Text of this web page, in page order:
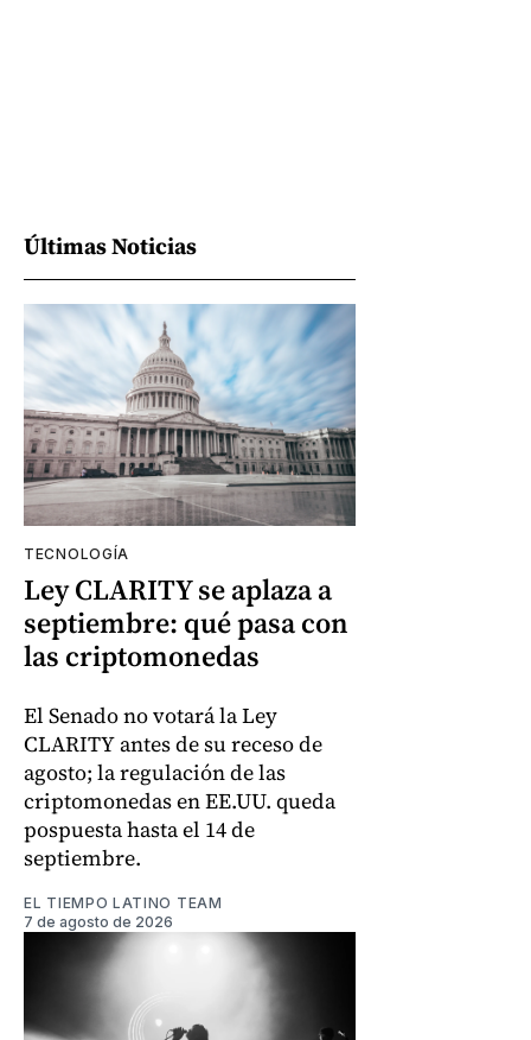
Últimas Noticias
TECNOLOGÍA
Ley CLARITY se aplaza a
septiembre: qué pasa con
las criptomonedas
El Senado no votará la Ley
CLARITY antes de su receso de
agosto; la regulación de las
criptomonedas en EE.UU. queda
pospuesta hasta el 14 de
septiembre.
EL TIEMPO LATINO TEAM
7 de agosto de 2026